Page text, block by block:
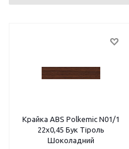
Крайка ABS Polkemic N01/1
22х0,45 Бук Тіроль
Шоколадний